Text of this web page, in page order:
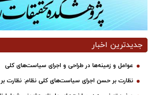
جدیدترین اخبار
عوامل و زمینه‌ها در طراحی و اجرای سیاست‌های کلی
نظارت بر حسن اجرای سیاست‌های کلی نظام: نظارت بر